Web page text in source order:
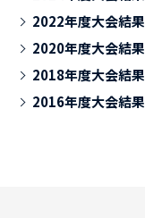
2022年度大会結果
2020年度大会結果
2018年度大会結果
2016年度大会結果